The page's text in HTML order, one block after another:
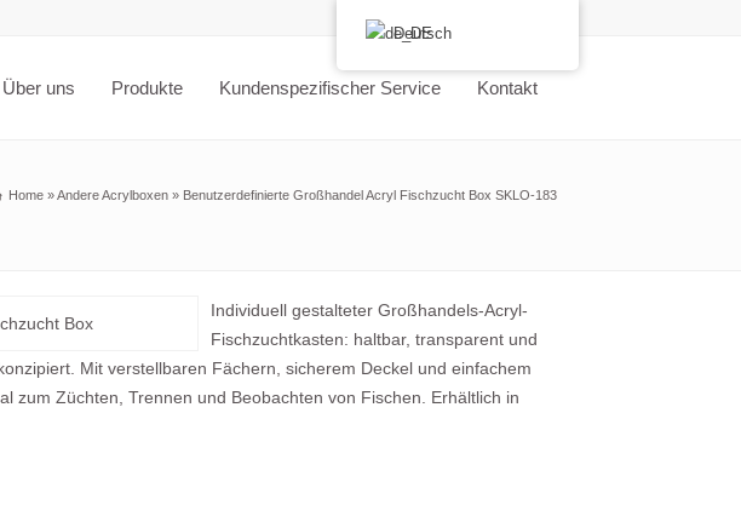
Über uns Produkte Kundenspezifischer Service Kontakt
Home »Andere Acrylboxen » Benutzerdefinierte Großhandel Acryl Fischzucht Box SKLO-183
Individuell gestalteter Großhandels-Acryl-
Fischzuchtkasten: haltbar, transparent und
Mit verstellbaren Fächern, sicherem Deckel und einfachem
zum Züchten, Trennen und Beobachten von Fischen. Erhältlich in
Deutsch